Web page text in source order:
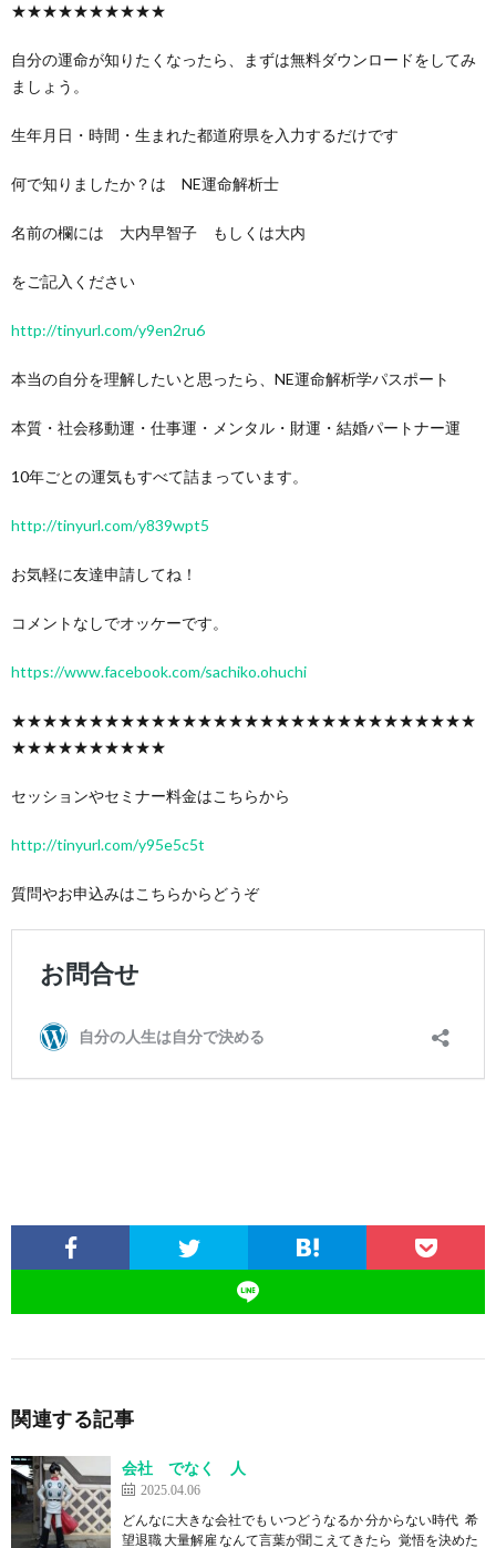
★★★★★★★★★★
自分の運命が知りたくなったら、まずは無料ダウンロードをしてみ
ましょう。
生年月日・時間・生まれた都道府県を入力するだけです
何で知りましたか？は NE運命解析士
名前の欄には 大内早智子 もしくは大内
をご記入ください
http://tinyurl.com/y9en2ru6
本当の自分を理解したいと思ったら、NE運命解析学パスポート
本質・社会移動運・仕事運・メンタル・財運・結婚パートナー運
10年ごとの運気もすべて詰まっています。
http://tinyurl.com/y839wpt5
お気軽に友達申請してね！
コメントなしでオッケーです。
https://www.facebook.com/sachiko.ohuchi
★★★★★★★★★★★★★★★★★★★★★★★★★★★★★★
★★★★★★★★★★
セッションやセミナー料金はこちらから
http://tinyurl.com/y95e5c5t
質問やお申込みはこちらからどうぞ
関連する記事
会社 でなく 人
2025.04.06
どんなに大きな会社でも いつどうなるか 分からない時代 希
望退職 大量解雇 なんて言葉が聞こえてきたら 覚悟を決めた